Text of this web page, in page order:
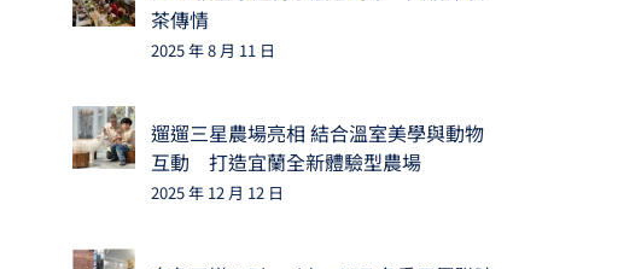
茶傳情
2025 年 8 月 11 日
遛遛三星農場亮相 結合溫室美學與動物
互動 打造宜蘭全新體驗型農場
2025 年 12 月 12 日